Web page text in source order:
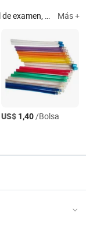
Bolsa de esterilización, baberos dentales, papel de examen, rollo de cama, sábana protectora, accesorios dentales, almohadilla desechable, embalaje esterilizado, aparato dental, consumibles médicos desechables, artículos de belleza desechables Más +
US$ 1,40/Bolsa